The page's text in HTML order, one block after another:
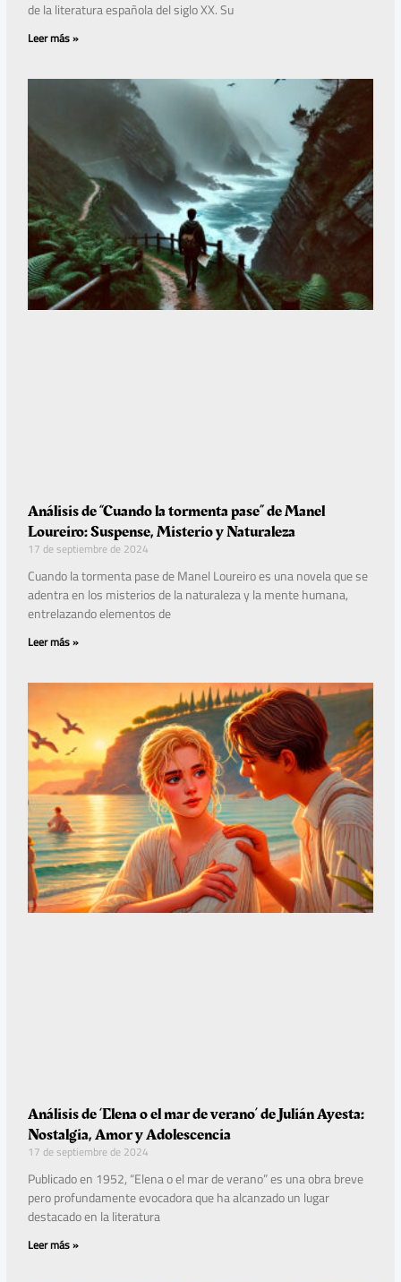
de la literatura española del siglo XX. Su
Leer más »
Análisis de “Cuando la tormenta pase” de Manel
Loureiro: Suspense, Misterio y Naturaleza
17 de septiembre de 2024
Cuando la tormenta pase de Manel Loureiro es una novela que se
adentra en los misterios de la naturaleza y la mente humana,
entrelazando elementos de
Leer más »
Análisis de ‘Elena o el mar de verano’ de Julián Ayesta:
Nostalgia, Amor y Adolescencia
17 de septiembre de 2024
Publicado en 1952, “Elena o el mar de verano” es una obra breve
pero profundamente evocadora que ha alcanzado un lugar
destacado en la literatura
Leer más »